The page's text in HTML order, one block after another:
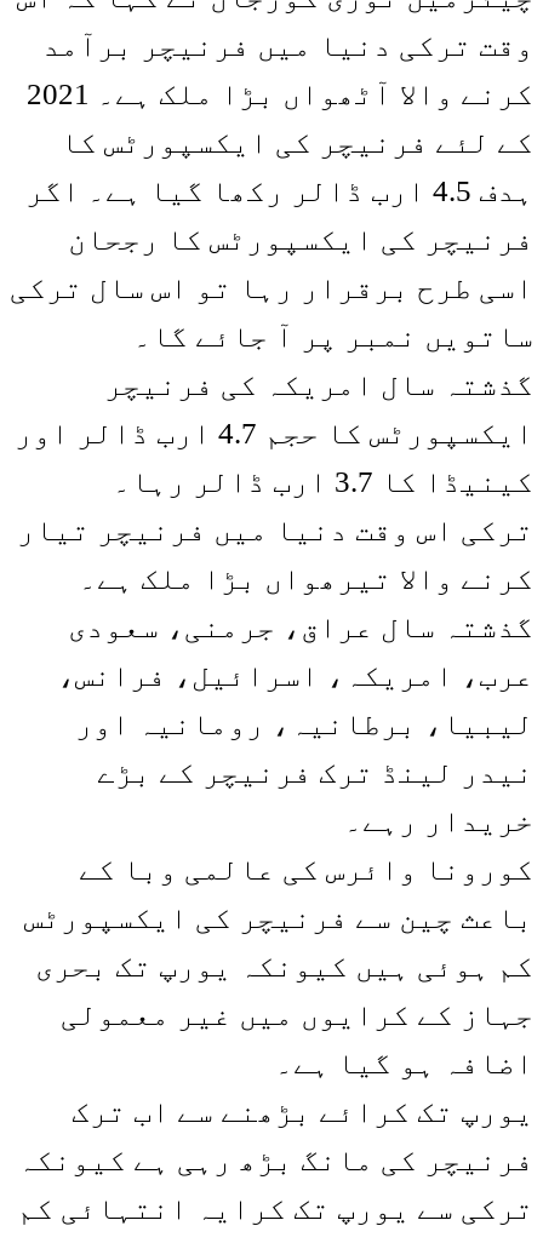
وقت ترکی دنیا میں فرنیچر برآمد
کرنے والا آٹھواں بڑا ملک ہے۔ 2021
کے لئے فرنیچر کی ایکسپورٹس کا
ہدف 4.5 ارب ڈالر رکھا گیا ہے۔ اگر
فرنیچر کی ایکسپورٹس کا رجحان
اسی طرح برقرار رہا تو اس سال ترکی
ساتویں نمبر پر آ جائے گا۔
گذشتہ سال امریکہ کی فرنیچر
ایکسپورٹس کا حجم 4.7 ارب ڈالر اور
کینیڈا کا 3.7 ارب ڈالر رہا۔
ترکی اس وقت دنیا میں فرنیچر تیار
کرنے والا تیرھواں بڑا ملک ہے۔
گذشتہ سال عراق، جرمنی، سعودی
عرب، امریکہ، اسرائیل، فرانس،
لیبیا، برطانیہ، رومانیہ اور
نیدر لینڈ ترک فرنیچر کے بڑے
خریدار رہے۔
کورونا وائرس کی عالمی وبا کے
باعث چین سے فرنیچر کی ایکسپورٹس
کم ہوئی ہیں کیونکہ یورپ تک بحری
جہاز کے کرایوں میں غیر معمولی
اضافہ ہو گیا ہے۔
یورپ تک کرائے بڑھنے سے اب ترک
فرنیچر کی مانگ بڑھ رہی ہے کیونکہ
ترکی سے یورپ تک کرایہ انتہائی کم